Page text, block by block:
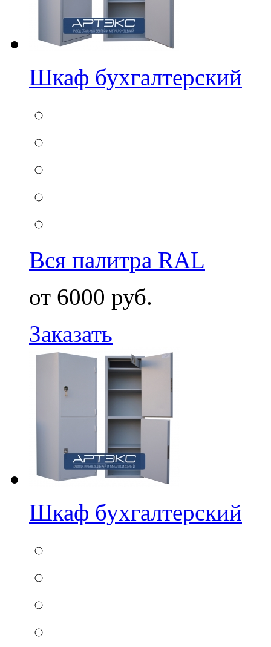
Шкаф бухгалтерский
Вся палитра RAL
от 6000 руб.
Заказать
Шкаф бухгалтерский